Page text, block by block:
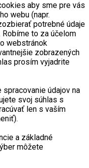
aby sme pre vás
webu (napr.
potrebné údaje
Robíme to za účelom
webstránok
zobrazených
prosím vyjadrite
spracovanie údajov na
svoj súhlas s
len s vaším
a základné
môžete